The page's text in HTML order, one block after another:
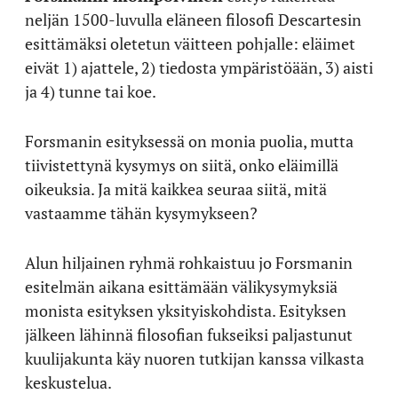
neljän 1500-luvulla eläneen filosofi Descartesin
esittämäksi oletetun väitteen pohjalle: eläimet
eivät 1) ajattele, 2) tiedosta ympäristöään, 3) aisti
ja 4) tunne tai koe.
Forsmanin esityksessä on monia puolia, mutta
tiivistettynä kysymys on siitä, onko eläimillä
oikeuksia. Ja mitä kaikkea seuraa siitä, mitä
vastaamme tähän kysymykseen?
Alun hiljainen ryhmä rohkaistuu jo Forsmanin
esitelmän aikana esittämään välikysymyksiä
monista esityksen yksityiskohdista. Esityksen
jälkeen lähinnä filosofian fukseiksi paljastunut
kuulijakunta käy nuoren tutkijan kanssa vilkasta
keskustelua.